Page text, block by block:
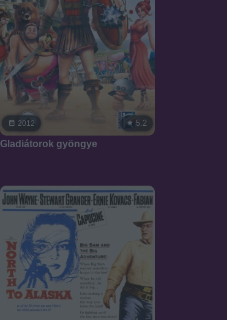
2012 5.2
Gladiátorok gyöngye